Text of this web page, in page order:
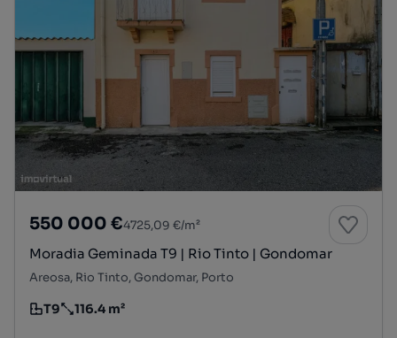
550 000 €4725,09 €/m²
Moradia Geminada T9 | Rio Tinto | Gondomar
Areosa, Rio Tinto, Gondomar, Porto
Tipologia
T9
Preço por metro quadrado
116.4 m²